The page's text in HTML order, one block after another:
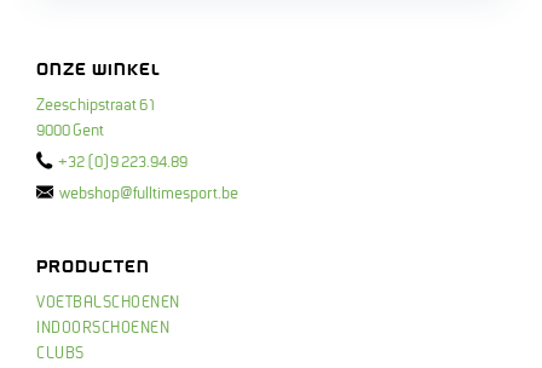
ONZE WINKEL
Zeeschipstraat 61
9000 Gent
+32 (0)9 223.94.89
webshop@fulltimesport.be
PRODUCTEN
VOETBALSCHOENEN
INDOORSCHOENEN
CLUBS